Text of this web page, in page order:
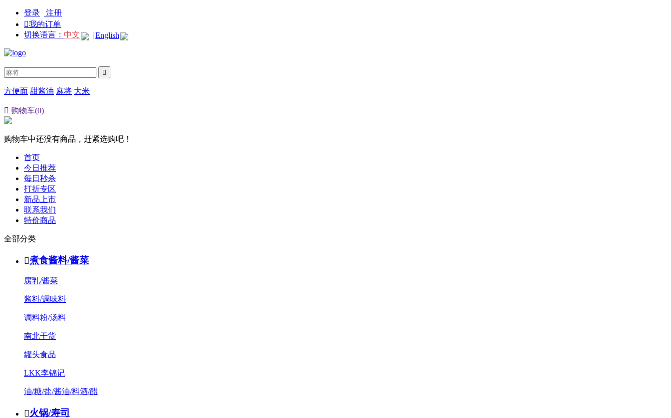
登录
注册
我的订单
切换语言： 中文 | English

方便面 甜酱油 麻将 大米
 购物车(0)
购物车中还没有商品，赶紧选购吧！
首页
今日推荐
每日秒杀
打折专区
新品上市
联系我们
特价商品
全部分类
煮食酱料/酱菜
腐乳/酱菜
酱料/调味料
调料粉/汤料
南北干货
罐头食品
LKK李锦记
油/糖/盐/酱油/料酒/醋
火锅/寿司